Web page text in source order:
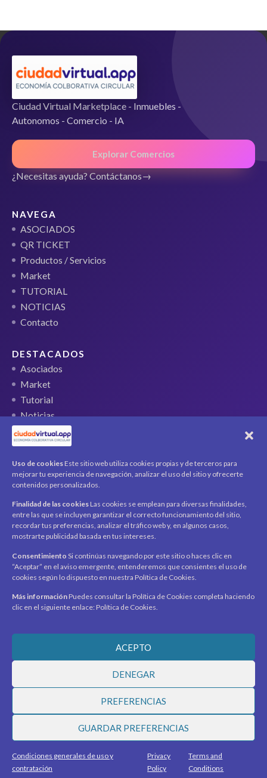
Uso de cookies Este sitio web utiliza cookies propias y de terceros para
mejorar tu experiencia de navegación, analizar el uso del sitio y ofrecerte
contenidos personalizados.
Finalidad de las cookies Las cookies se emplean para diversas finalidades,
entre las que se incluyen garantizar el correcto funcionamiento del sitio,
recordar tus preferencias, analizar el tráfico web y, en algunos casos,
mostrarte publicidad basada en tus intereses.
Consentimiento Si continúas navegando por este sitio o haces clic en
“Aceptar” en el aviso emergente, entenderemos que consientes el uso de
cookies según lo dispuesto en nuestra Política de Cookies.
Más información Puedes consultar la Política de Cookies completa haciendo
clic en el siguiente enlace: Política de Cookies.
ACEPTO
DENEGAR
PREFERENCIAS
GUARDAR PREFERENCIAS
Condiciones generales de uso y
contratación
Privacy
Policy
Terms and
Conditions
5
Ciudad Virtual Marketplace - Inmuebles -
Autonomos - Comercio - IA
Explorar Comercios
¿Necesitas ayuda? Contáctanos
NAVEGA
ASOCIADOS
QR TICKET
Productos / Servicios
Market
TUTORIAL
NOTICIAS
Contacto
DESTACADOS
Asociados
Market
Tutorial
Noticias
QR Ticket
CUENTA
Mi cuenta
Productos / Servicios
Asociados
Acerca deContactoNoticias
SÍGUENOS
Encuéntranos en redes sociales y mantente al día con
novedades y promociones.
Recibe novedades y promociones en tu correo.
Términos y condiciones•Política de privacidad